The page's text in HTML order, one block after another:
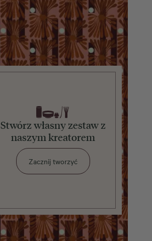
Stwórz własny zestaw z
naszym kreatorem
Zacznij tworzyć